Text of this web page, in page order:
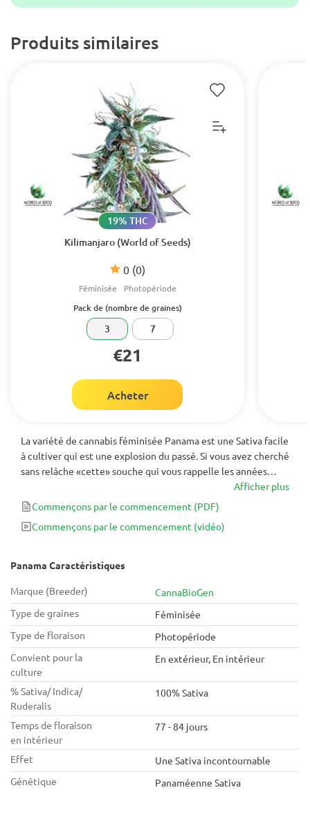
Produits similaires
Kilimanjaro (World of Seeds)
0 (0)
19% THC
Féminisée Photopériode
Pack de (nombre de graines)
3 7
€21
Acheter
La variété de cannabis féminisée Panama est une Sativa facile
à cultiver qui est une explosion du passé. Si vous avez cherché
sans relâche «cette» souche qui vous rappelle les années
1970 - alors c'est tout. Son goût tropical et épicé rappelle les
jungles dont elle est originaire, ses têtes ressemblant à des
lances vous choqueront une fois qu'elles seront terminées en
11 semaines.
Afficher plus
Commençons par le commencement (PDF)
Commençons par le commencement (vidéo)
Panama Caractéristiques
Marque (Breeder)
CannaBioGen
Type de graines
Féminisée
Type de floraison
Photopériode
Convient pour la
culture
En extérieur, En intérieur
% Sativa/ Indica/
Ruderalis
100% Sativa
Temps de floraison
en intérieur
77 - 84 jours
Effet
Une Sativa incontournable
Génétique
Panaméenne Sativa